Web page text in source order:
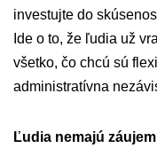
investujte do
Ide o to, že ľudia už
všetko, čo chcú sú
administratívna
Ľudia nemajú